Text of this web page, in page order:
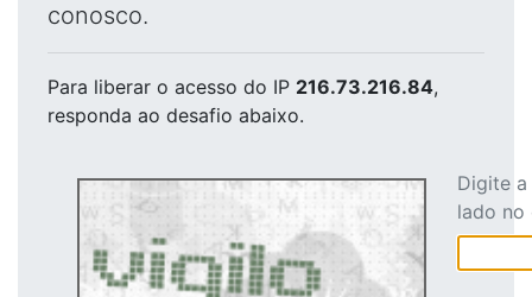
conosco.
Para liberar o acesso do IP 216.73.216.84,
responda ao desafio abaixo.
Digite
lado no